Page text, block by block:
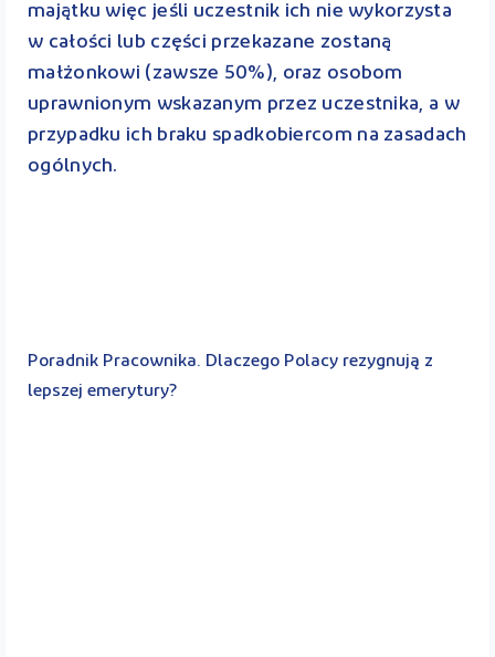
majątku więc jeśli uczestnik ich nie wykorzysta
w całości lub części przekazane zostaną
małżonkowi (zawsze 50%), oraz osobom
uprawnionym wskazanym przez uczestnika, a w
przypadku ich braku spadkobiercom na zasadach
ogólnych.
Poradnik Pracownika. Dlaczego Polacy rezygnują z
lepszej emerytury?